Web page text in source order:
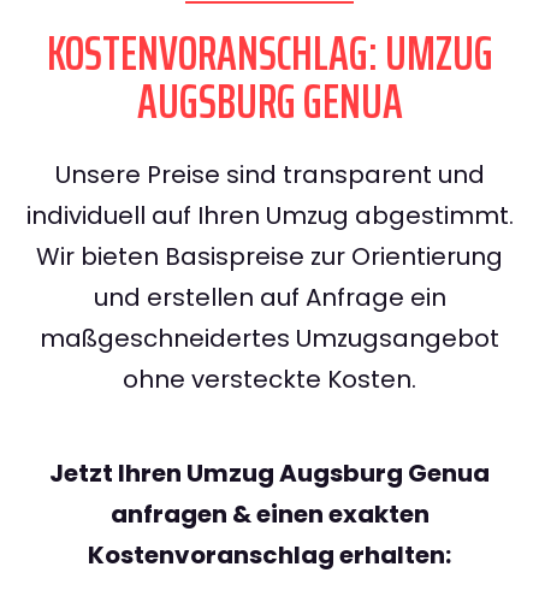
KOSTENVORANSCHLAG: UMZUG
AUGSBURG GENUA
Unsere Preise sind transparent und
individuell auf Ihren Umzug abgestimmt.
Wir bieten Basispreise zur Orientierung
und erstellen auf Anfrage ein
maßgeschneidertes Umzugsangebot
ohne versteckte Kosten.
Jetzt Ihren Umzug Augsburg Genua
anfragen & einen exakten
Kostenvoranschlag erhalten: